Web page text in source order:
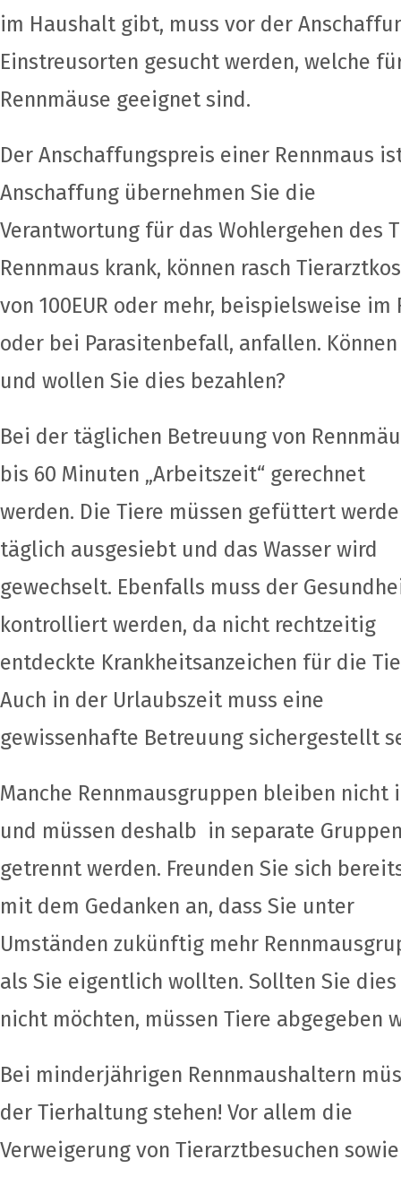
im Haushalt gibt, muss vor der
Einstreusorten gesucht werden, welche
Rennmäuse geeignet sind.
Der Anschaffungspreis einer Rennmaus
Anschaffung übernehmen Sie die
Verantwortung für das Wohlergehen des
Rennmaus krank, können rasch
von 100EUR oder mehr, beispielsweise
oder bei Parasitenbefall, anfallen. Können
und wollen Sie dies bezahlen?
Bei der täglichen Betreuung von
bis 60 Minuten „Arbeitszeit“ gerechnet
werden. Die Tiere müssen gefüttert
täglich ausgesiebt und das Wasser wird
gewechselt. Ebenfalls muss der
kontrolliert werden, da nicht rechtzeitig
entdeckte Krankheitsanzeichen für die
Auch in der Urlaubszeit muss eine
gewissenhafte Betreuung sichergestellt
Manche Rennmausgruppen bleiben nicht
und müssen deshalb in separate
getrennt werden. Freunden Sie sich
mit dem Gedanken an, dass Sie unter
Umständen zukünftig mehr
als Sie eigentlich wollten. Sollten Sie dies
nicht möchten, müssen Tiere abgegeben
Bei minderjährigen Rennmaushaltern
der Tierhaltung stehen! Vor allem die
Verweigerung von Tierarztbesuchen